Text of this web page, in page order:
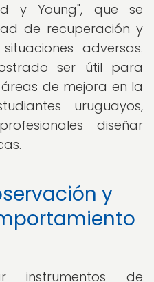
y Young", que se
de recuperación y
adversas.
ser útil para
de mejora en la
uruguayos,
diseñar
y
instrumentos de